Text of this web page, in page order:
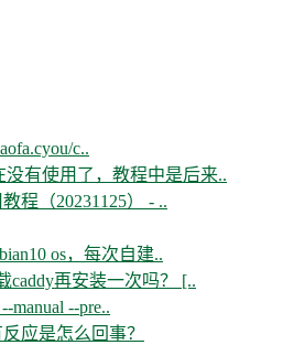
c..
有使用了，教程中是后来..
程（20231125） - ..
os，每次自建..
再安装一次吗？ [..
manual --pre..
应是怎么回事？